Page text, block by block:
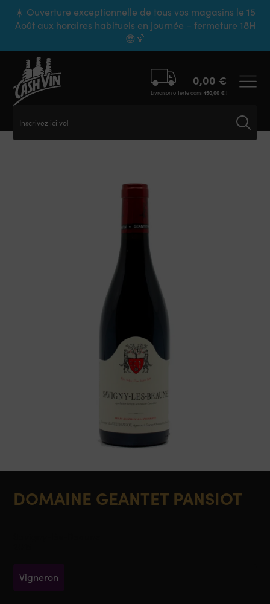
☀️ Ouverture exceptionnelle de tous vos magasins le 15
Août aux horaires habituels en journée – fermeture 18H
😎🍹
Inscrivez ici votre
0,00 €
Livraison offerte dans450,00 €!
DOMAINE GEANTET PANSIOT
Vigneron
Panneau de gestion des cookies